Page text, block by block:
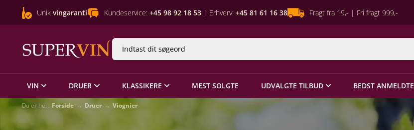
Unik vingaranti Kundeservice: +45 98 92 18 53 | Erhverv: +45 81 61 16 38 Fragt fra 19,- | Fri fragt 999,-
VIN DRUER KLASSIKERE MEST SOLGTE UDVALGTE TILBUD BEDST ANMELDTE
Du er her: Forside Druer Viognier